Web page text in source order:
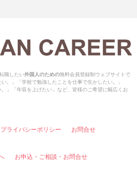
職したい外国人のための無料会員登録制ウェブサイトで
。」「学校で勉強したことを仕事で生かしたい。」
。」「年収を上げたい」など、皆様のご希望に幅広くお
プライバシーポリシー お問合せ
お申込・ご相談・お問合せ